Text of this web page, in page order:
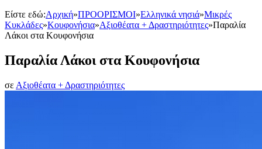
Είστε εδώ:Αρχική»ΠΡΟΟΡΙΣΜΟΙ»Ελληνικά νησιά»Μικρές
Κυκλάδες»Κουφονήσια»Αξιοθέατα + Δραστηριότητες»Παραλία
Λάκοι στα Κουφονήσια
Παραλία Λάκοι στα Κουφονήσια
σε Αξιοθέατα + Δραστηριότητες